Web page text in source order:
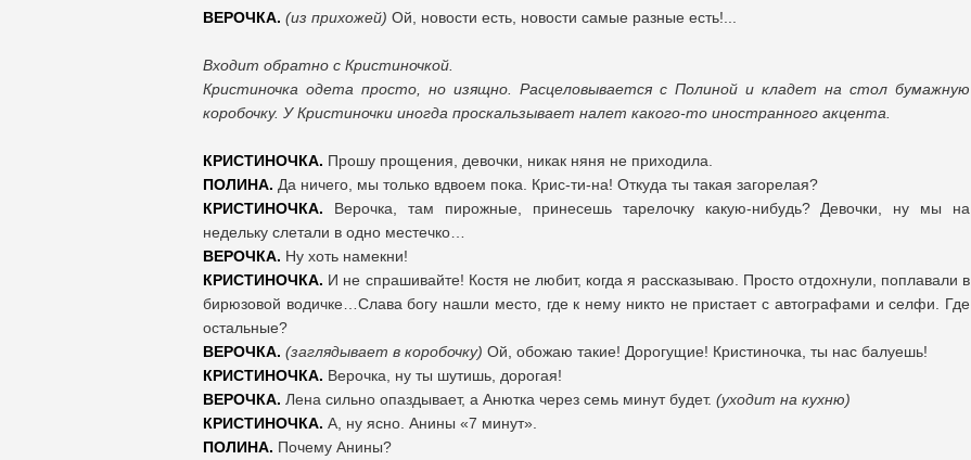
ВЕРОЧКА. (из прихожей) Ой, новости есть, новости самые разные есть!...
Входит обратно с Кристиночкой.
Кристиночка одета просто, но изящно. Расцеловывается с Полиной и кладет на стол бумажную
коробочку. У Кристиночки иногда проскальзывает налет какого-то иностранного акцента.
КРИСТИНОЧКА. Прошу прощения, девочки, никак няня не приходила.
ПОЛИНА. Да ничего, мы только вдвоем пока. Крис-ти-на! Откуда ты такая загорелая?
КРИСТИНОЧКА. Верочка, там пирожные, принесешь тарелочку какую-нибудь? Девочки, ну мы на
недельку слетали в одно местечко…
ВЕРОЧКА. Ну хоть намекни!
КРИСТИНОЧКА. И не спрашивайте! Костя не любит, когда я рассказываю. Просто отдохнули, поплавали в
бирюзовой водичке…Слава богу нашли место, где к нему никто не пристает с автографами и селфи. Где
остальные?
ВЕРОЧКА. (заглядывает в коробочку) Ой, обожаю такие! Дорогущие! Кристиночка, ты нас балуешь!
КРИСТИНОЧКА. Верочка, ну ты шутишь, дорогая!
ВЕРОЧКА. Лена сильно опаздывает, а Анютка через семь минут будет. (уходит на кухню)
КРИСТИНОЧКА. А, ну ясно. Анины «7 минут».
ПОЛИНА. Почему Анины?